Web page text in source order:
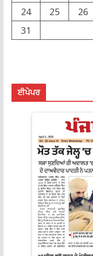
24
25 26
31
ਈਪੇਪਰ